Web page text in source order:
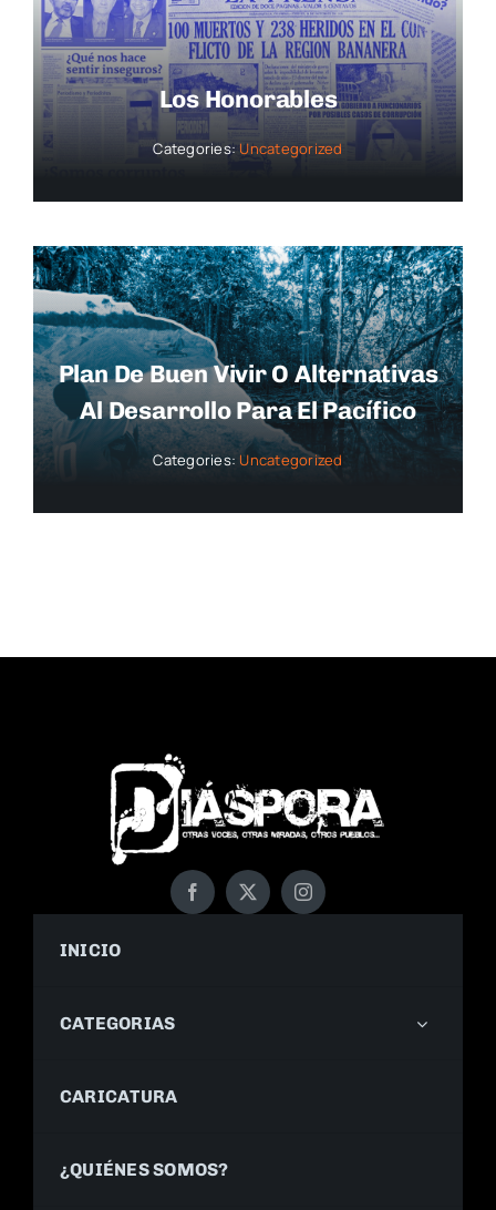
Los Honorables
Categories:Uncategorized
Plan De Buen Vivir O Alternativas
Al Desarrollo Para El Pacífico
Categories:Uncategorized
INICIO
CATEGORIAS
CARICATURA
¿QUIÉNES SOMOS?